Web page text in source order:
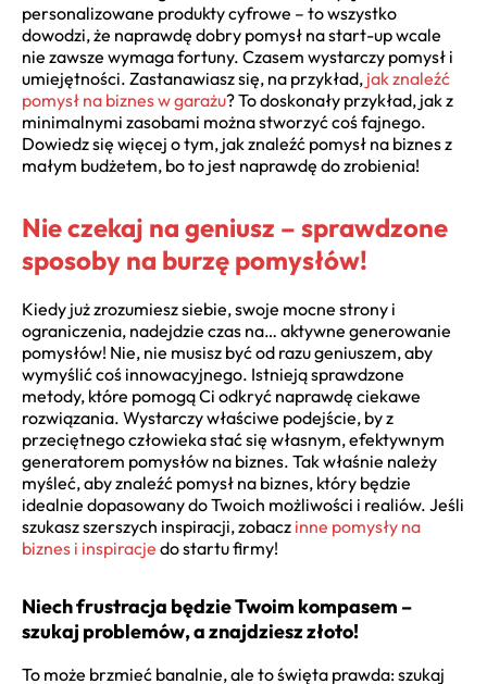
personalizowane produkty cyfrowe – to wszystko
dowodzi, że naprawdę dobry pomysł na start-up wcale
nie zawsze wymaga fortuny. Czasem wystarczy pomysł i
umiejętności. Zastanawiasz się, na przykład, jak znaleźć
pomysł na biznes w garażu? To doskonały przykład, jak z
minimalnymi zasobami można stworzyć coś fajnego.
Dowiedz się więcej o tym, jak znaleźć pomysł na biznes z
małym budżetem, bo to jest naprawdę do zrobienia!
Nie czekaj na geniusz – sprawdzone
sposoby na burzę pomysłów!
Kiedy już zrozumiesz siebie, swoje mocne strony i
ograniczenia, nadejdzie czas na… aktywne generowanie
pomysłów! Nie, nie musisz być od razu geniuszem, aby
wymyślić coś innowacyjnego. Istnieją sprawdzone
metody, które pomogą Ci odkryć naprawdę ciekawe
rozwiązania. Wystarczy właściwe podejście, by z
przeciętnego człowieka stać się własnym, efektywnym
generatorem pomysłów na biznes. Tak właśnie należy
myśleć, aby znaleźć pomysł na biznes, który będzie
idealnie dopasowany do Twoich możliwości i realiów. Jeśli
szukasz szerszych inspiracji, zobacz inne pomysły na
biznes i inspiracje do startu firmy!
Niech frustracja będzie Twoim kompasem –
szukaj problemów, a znajdziesz złoto!
To może brzmieć banalnie, ale to święta prawda: szukaj